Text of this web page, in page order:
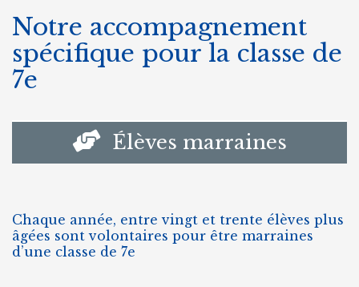
Notre accompagnement
spécifique pour la classe de
7e
Élèves marraines
Chaque année, entre vingt et trente élèves plus
âgées sont volontaires pour être marraines
d’une classe de 7e